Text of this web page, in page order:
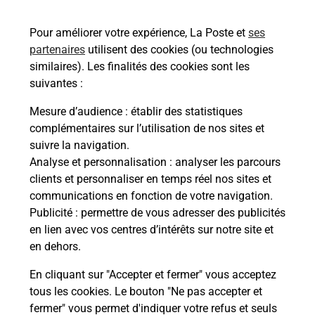
Pour améliorer votre expérience, La Poste et ses
partenaires utilisent des cookies (ou technologies
similaires). Les finalités des cookies sont les
suivantes :
Mesure d’audience : établir des statistiques
complémentaires sur l’utilisation de nos sites et
suivre la navigation.
Analyse et personnalisation : analyser les parcours
clients et personnaliser en temps réel nos sites et
communications en fonction de votre navigation.
Publicité : permettre de vous adresser des publicités
en lien avec vos centres d’intérêts sur notre site et
en dehors.
En cliquant sur "Accepter et fermer" vous acceptez
tous les cookies. Le bouton "Ne pas accepter et
fermer" vous permet d'indiquer votre refus et seuls
En savoir plus
Malin !
La Poste
en ligne
Ouvert 24h/24
En savoir plus